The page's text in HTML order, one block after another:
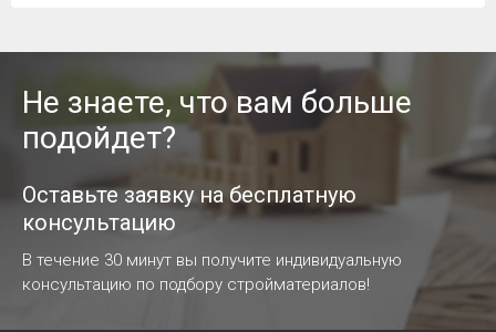
Не знаете, что вам больше
подойдет?
Оставьте заявку на бесплатную
консультацию
В течение 30 минут вы получите индивидуальную
консультацию по подбору стройматериалов!